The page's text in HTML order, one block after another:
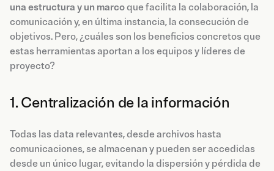
una estructura y un marcoque facilita la colaboración, la
comunicación y, en última instancia, la consecución de
objetivos. Pero, ¿cuáles son los beneficios concretos que
estas herramientas aportan a los equipos y líderes de
proyecto?
1. Centralización de la información
Todas las data relevantes, desde archivos hasta
comunicaciones, se almacenan y pueden ser accedidas
desde un único lugar, evitando la dispersión y pérdida de